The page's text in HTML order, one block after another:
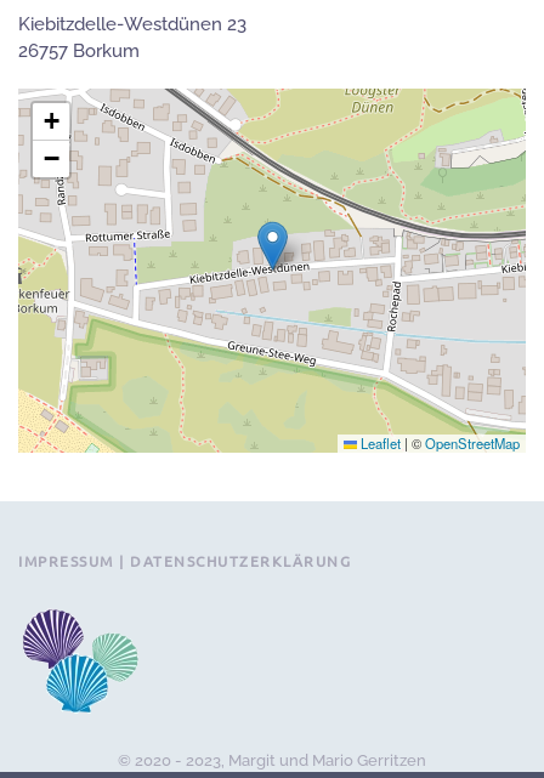
Kiebitzdelle-Westdünen 23
26757 Borkum
+
−
Leaflet | ©OpenStreetMap
IMPRESSUM | DATENSCHUTZERKLÄRUNG
© 2020 - 2023, Margit und Mario Gerritzen